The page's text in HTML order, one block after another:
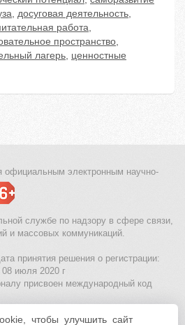
, досуговая деятельность,
работа,
пространство,
лагерь, ценностные
официальным электронным научно-
службе по надзору в сфере связи,
и массовых коммуникаций.
принятия решения о регистрации:
июля 2020 г
присвоен международный код
и онлайн конкурсы для детей
чтобы улучшить сайт